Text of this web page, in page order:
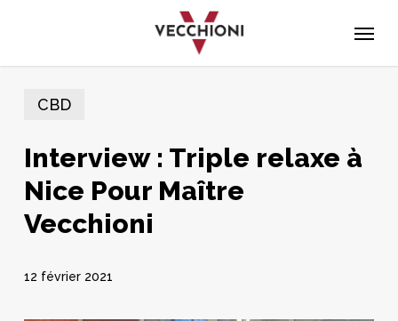
content
CBD
Interview : Triple relaxe à
Nice Pour Maître
Vecchioni
12 février 2021